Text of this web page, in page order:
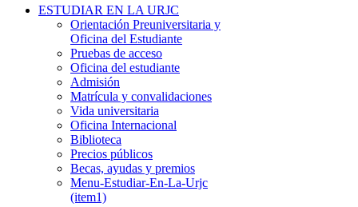
ESTUDIAR EN LA URJC
Orientación Preuniversitaria y
Oficina del Estudiante
Pruebas de acceso
Oficina del estudiante
Admisión
Matrícula y convalidaciones
Vida universitaria
Oficina Internacional
Biblioteca
Precios públicos
Becas, ayudas y premios
Menu-Estudiar-En-La-Urjc
(item1)